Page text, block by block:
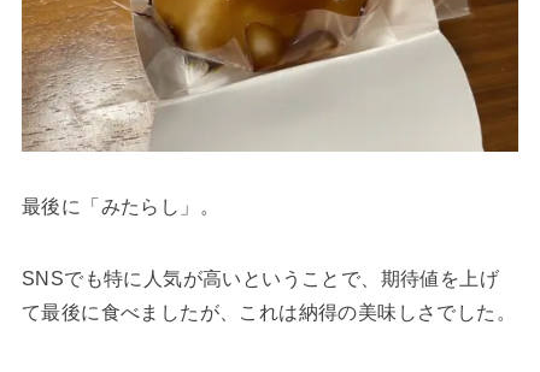
最後に「みたらし」。
SNSでも特に人気が高いということで、期待値を上げ
て最後に食べましたが、これは納得の美味しさでした。